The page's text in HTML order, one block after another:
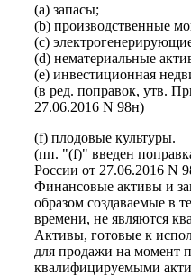
(a) запасы;
(b) производственные
(c)
(d) нематериальные
(e) инвестиционная
(в ред. поправок, утв.
27.06.2016 N 98н)
(f) плодовые культуры.
(пп. "(f)" введен
России от 27.06.2016 N
Финансовые активы и
образом создаваемые в
времени, не являются
Активы, готовые к
для продажи на момент
квалифицируемыми